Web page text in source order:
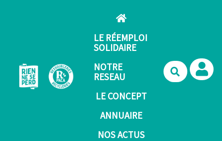
LE RÉEMPLOI
SOLIDAIRE
NOTRE
RESEAU
LE CONCEPT
ANNUAIRE
NOS ACTUS